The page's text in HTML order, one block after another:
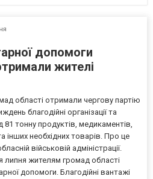
допомоги
жителі
області отримали чергову партію
благодійні організації та
тонну продуктів, медикаментів,
інших необхідних товарів. Про це
військовій адміністрації.
жителям громад області
допомоги. Благодійні вантажі